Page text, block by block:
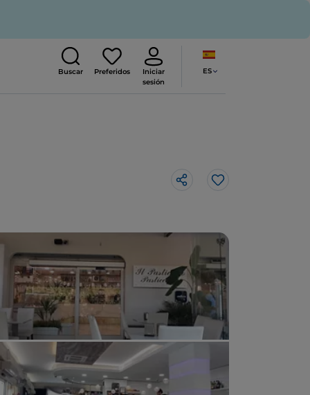
Buscar Preferidos
Iniciar
sesión
ES
Me gusta